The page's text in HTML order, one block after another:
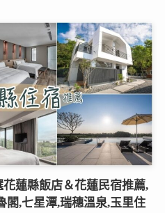
蓮縣飯店＆花蓮民宿推薦,
閣,七星潭,瑞穗溫泉,玉里住